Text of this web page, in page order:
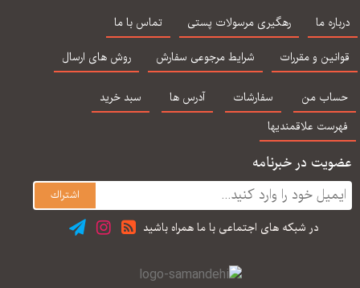
سانتراک جلد اول
ترجمه مهرداد
فیروزبخت
سانتراک جلد دوم
ترجمه مهرداد
فیروزبخت
ما رهگیری مرسولات پستی
تماس با ما
و مقررات
شرایط مرجوعی سفارش روش های ارسال
من سفارشات آدرس ها
سبد خرید
علاقمندیها
در خبرنامه
در شبكه های اجتماعی با ما همراه باشید